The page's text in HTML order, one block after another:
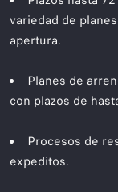
variedad de
apertura.
Planes de
con plazos de
Procesos de
expeditos.